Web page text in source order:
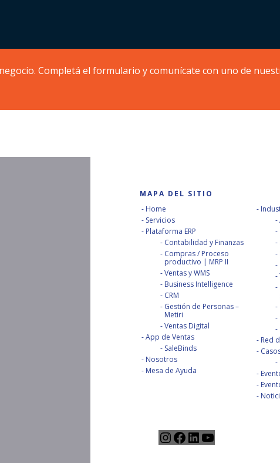
Completá el formulario y comunícate con uno de
MAPA DEL SITIO
Home
Servicios
Plataforma ERP
Contabilidad y Finanzas
Compras / Proceso
productivo | MRP II
Ventas y WMS
Business Intelligence
CRM
Gestión de Personas –
Metiri
Ventas Digital
App de Ventas
SaleBinds
Nosotros
Mesa de Ayuda
Red
Instagram
Facebook
LinkedIn